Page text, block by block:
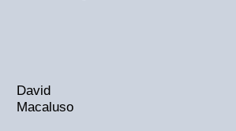
David
Macaluso